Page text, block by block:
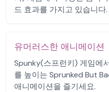
드 효과를 가지고 있습니다.
유머러스한 애니메이션
Spunky(스프런키) 게임에
를 높이는 Sprunked But
애니메이션을 즐기세요.